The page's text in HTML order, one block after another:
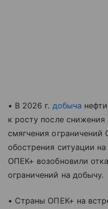
• В 2026 г. добыча
к росту после снижения
смягчения ограничений
обострения ситуации
ОПЕК+ возобновили
ограничений на добычу.
• Страны ОПЕК+ на